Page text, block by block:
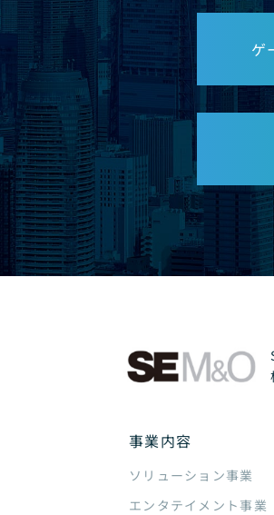
ゲ
事業内容
ソリューション事業
エンタテイメント事業